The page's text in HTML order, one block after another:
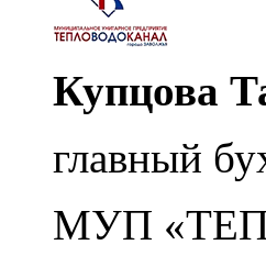
Купцова
главный
МУП